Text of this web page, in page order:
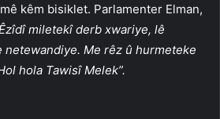
kêm bisiklet. Parlamenter Elman,
miletekî derb xwariye, lê
netewandiye. Me rêz û hurmeteke
hola Tawisî Melek”.